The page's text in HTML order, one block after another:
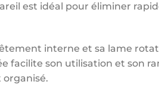
est idéal pour éliminer
interne et sa lame
facilite son utilisation et son
organisé.